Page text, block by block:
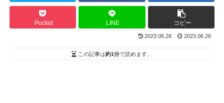
Pocket LINE コピー
2023.06.28 2023.06.26
この記事は約1分で読めます。